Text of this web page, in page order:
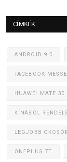
CÍMKÉK
ANDROID 9.0
FACEBOOK
HUAWEI MATE 30
KÍNÁBÓL
LEGJOBB
ONEPLUS 7T